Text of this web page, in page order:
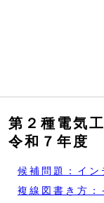
第２種電気
令和７年度
候補問題：イン
複線図書き方：